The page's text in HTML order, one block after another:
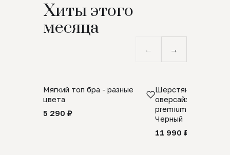
Хиты этого
месяца
← →
Мягкий топ бра - разные
цвета
5 290 ₽
Шерстяной свитер
оверсайз 100%
premium merino
Черный
11 990 ₽